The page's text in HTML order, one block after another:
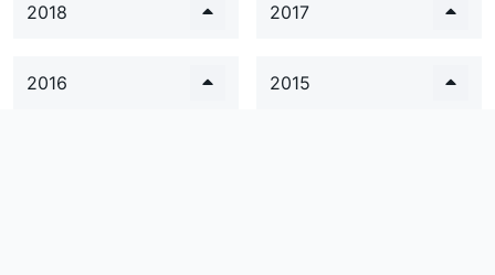
2018 2017
2016 2015